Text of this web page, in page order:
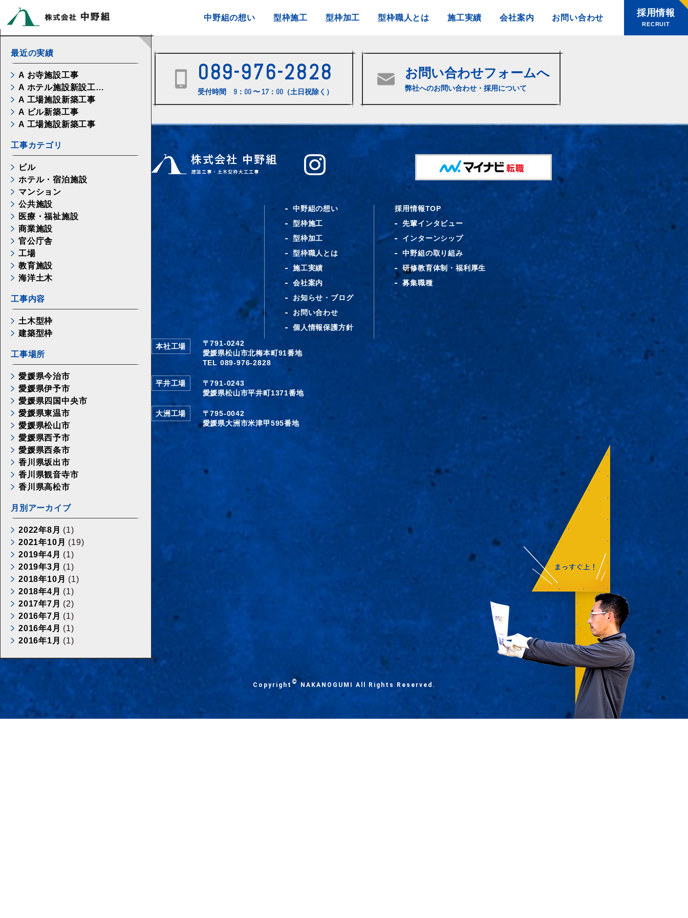
中野組の想い 型枠施工 型枠加工 型枠職人とは 施工実績 会社案内 お問い合わせ 採用情報
RECRUIT
最近の実績
A お寺施設工事
A ホテル施設新設工…
A 工場施設新築工事
A ビル新築工事
A 工場施設新築工事
工事カテゴリ
ビル
ホテル・宿泊施設
マンション
公共施設
医療・福祉施設
商業施設
官公庁舎
工場
教育施設
海洋土木
工事内容
土木型枠
建築型枠
工事場所
愛媛県今治市
愛媛県伊予市
愛媛県四国中央市
愛媛県東温市
愛媛県松山市
愛媛県西予市
愛媛県西条市
香川県坂出市
香川県観音寺市
香川県高松市
月別アーカイブ
2022年8月 (1)
2021年10月 (19)
2019年4月 (1)
2019年3月 (1)
2018年10月 (1)
2018年4月 (1)
2017年7月 (2)
2016年7月 (1)
2016年4月 (1)
2016年1月 (1)
089-976-2828
受付時間 9：00 〜 17：00（土日祝除く）
お問い合わせフォームへ
弊社へのお問い合わせ・採用について
中野組の想い
型枠施工
型枠加工
型枠職人とは
施工実績
会社案内
お知らせ・ブログ
お問い合わせ
個人情報保護方針
採用情報TOP
先輩インタビュー
インターンシップ
中野組の取り組み
研修教育体制・福利厚生
募集職種
本社工場
〒791-0242
愛媛県松山市北梅本町91番地
TEL 089-976-2828
平井工場
〒791-0243
愛媛県松山市平井町1371番地
大洲工場
〒795-0042
愛媛県大洲市米津甲595番地
Copyright © NAKANOGUMI All Rights Reserved.